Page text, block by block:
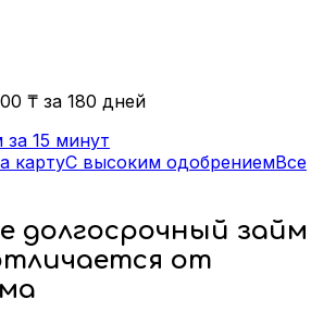
₸ за 180 дней
15 минут
картуС высоким одобрениемВсе
долгосрочный займ
от